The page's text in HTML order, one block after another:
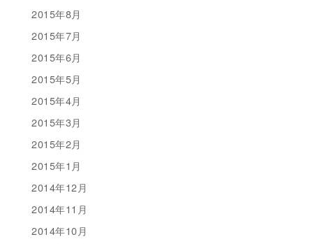
2015年8月
2015年7月
2015年6月
2015年5月
2015年4月
2015年3月
2015年2月
2015年1月
2014年12月
2014年11月
2014年10月